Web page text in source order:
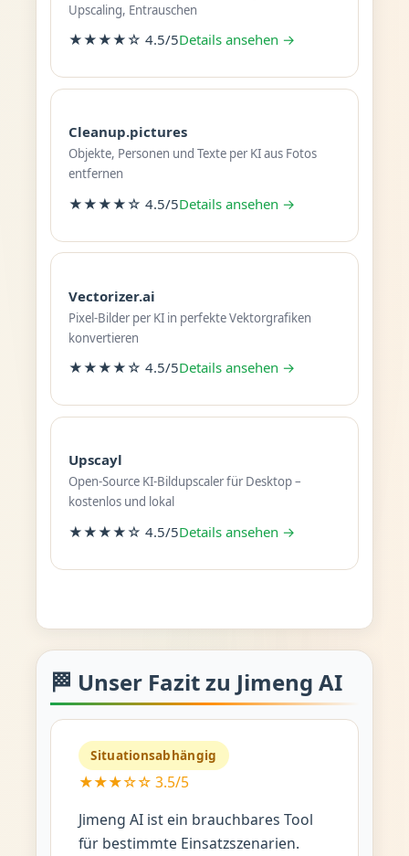
Upscaling, Entrauschen
★★★★☆ 4.5/5Details ansehen →
Cleanup.pictures
Objekte, Personen und Texte per KI aus Fotos
entfernen
★★★★☆ 4.5/5Details ansehen →
Vectorizer.ai
Pixel-Bilder per KI in perfekte Vektorgrafiken
konvertieren
★★★★☆ 4.5/5Details ansehen →
Upscayl
Open-Source KI-Bildupscaler für Desktop –
kostenlos und lokal
★★★★☆ 4.5/5Details ansehen →
🏁 Unser Fazit zu Jimeng AI
Situationsabhängig
★★★☆☆ 3.5/5
Jimeng AI ist ein brauchbares Tool
für bestimmte Einsatzszenarien.